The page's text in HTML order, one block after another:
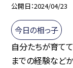
公開日 2024/04/23
今日の相っ子
自分たちが育て
までの経験など